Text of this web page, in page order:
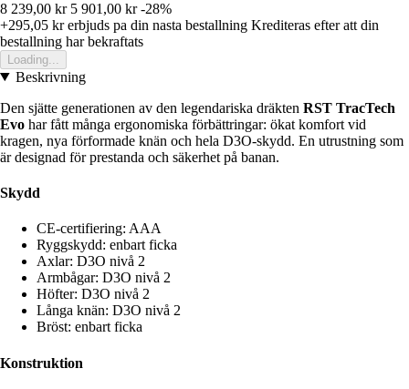
8 239,00 kr 5 901,00 kr -28%
+295,05 krerbjuds pa din nasta bestallning Krediteras efter att din
bestallning har bekraftats
Loading...
Beskrivning
Den sjätte generationen av den legendariska dräkten RST TracTech
Evo har fått många ergonomiska förbättringar: ökat komfort vid
kragen, nya förformade knän och hela D3O-skydd. En utrustning som
är designad för prestanda och säkerhet på banan.
Skydd
CE-certifiering: AAA
Ryggskydd: enbart ficka
Axlar: D3O nivå 2
Armbågar: D3O nivå 2
Höfter: D3O nivå 2
Långa knän: D3O nivå 2
Bröst: enbart ficka
Konstruktion